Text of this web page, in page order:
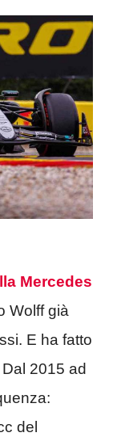
Mercedes
Wolff già
E ha fatto
2015 ad
del